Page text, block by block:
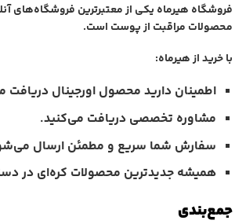
فروشگاه هیرماه یکی از معتبرترین فروشگاه‌های
محصولات مراقبت از پوست است.
با خرید از هیرماه:
اطمینان دارید محصول اورجینال دریافت
مشاوره تخصصی دریافت می‌کنید.
سفارش شما سریع و مطمئن ارسال
همیشه جدیدترین محصولات کره‌ای در
جمع‌بندی